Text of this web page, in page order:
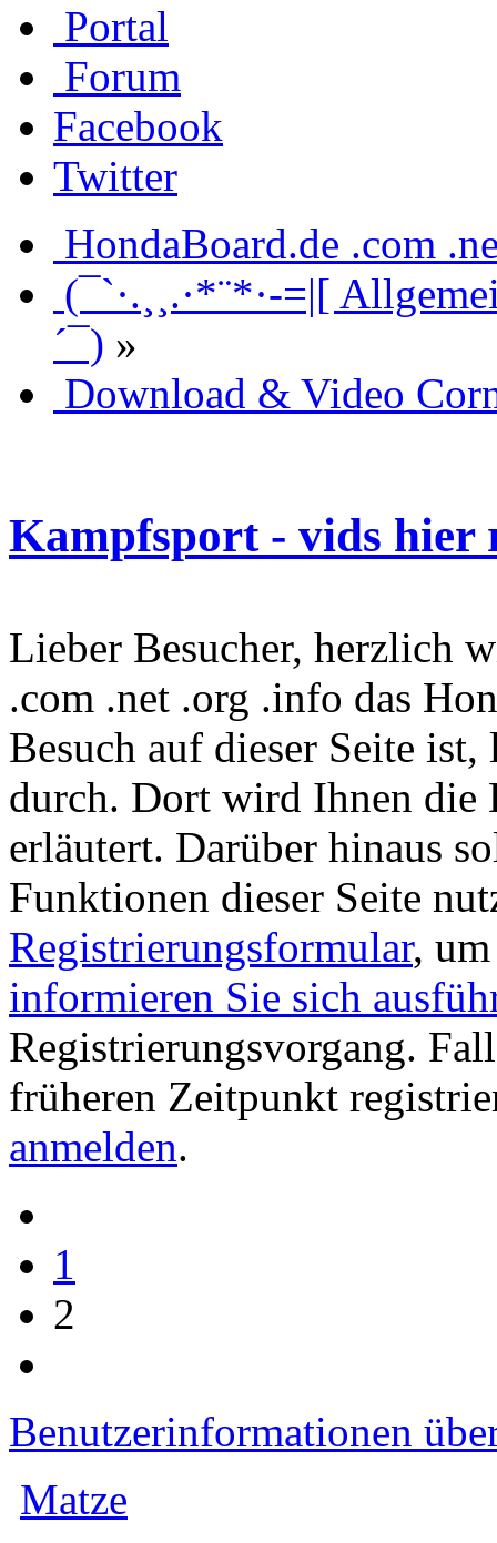
Portal
Forum
Facebook
Twitter
HondaBoard.de .com
(¯`·.¸¸.·*¨*·-=|[
´¯) »
Download & Video
Kampfsport - vids hier
Lieber Besucher, herzlich
.com .net .org .info das
Besuch auf dieser Seite
durch. Dort wird Ihnen die
erläutert. Darüber hinaus
Funktionen dieser Seite
Registrierungsformular,
informieren Sie sich
Registrierungsvorgang.
früheren Zeitpunkt
anmelden.
1
2
Benutzerinformationen
Matze